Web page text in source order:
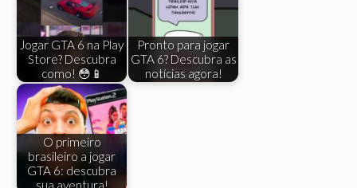
Jogar GTA 6 na Play
Store? Descubra
como! 😳📱
Pronto para jogar
GTA 6? Descubra as
notícias agora!
O primeiro
brasileiro a jogar
GTA 6: descubra
sua aventura!